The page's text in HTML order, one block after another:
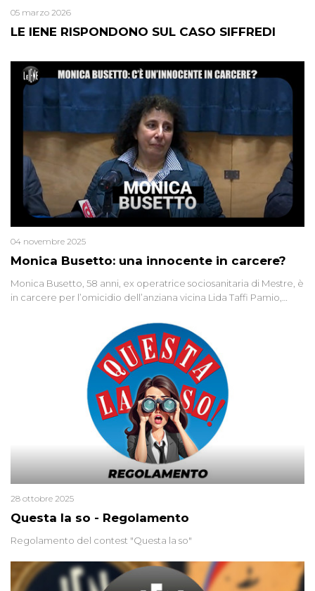
LE IENE RISPONDONO SUL CASO SIFFREDI
05 marzo 2026
Monica Busetto: una innocente in carcere?
04 novembre 2025
Monica Busetto, 58 anni, ex operatrice sociosanitaria di Mestre, è
in carcere per l’omicidio dell’anziana vicina Lida Taffi Pamio,
minuscola su una collanina, Monica si proclama innocente. Nel
2015 un’altra donna confessa lo stesso delitto, poi ritratta. Due
colpevoli per un solo omicidio: errore giudiziario o giustizia
Questa la so - Regolamento
28 ottobre 2025
Regolamento del contest "Questa la so"